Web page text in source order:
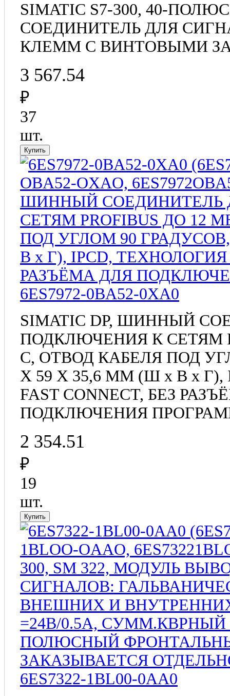
SIMATIC S7-300, 40-
СОЕДИНИТЕЛЬ ДЛЯ
КЛЕММ С ВИНТОВЫМИ
3 567.54
₽
37
шт.
6ES7972-0BA52-0XA0
SIMATIC DP, ШИННЫЙ
ПОДКЛЮЧЕНИЯ К СЕТЯМ
С, ОТВОД КАБЕЛЯ ПОД
X 59 X 35,6 MM (Ш x В x
FAST CONNECT, БЕЗ
ПОДКЛЮЧЕНИЯ
2 354.51
₽
19
шт.
6ES7322-1BL00-0AA0